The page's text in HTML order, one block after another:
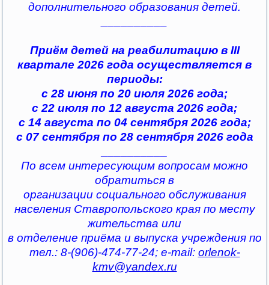
дополнительного образования детей.
Приём детей на реабилитацию в III
квартале 2026 года осуществляется в
периоды:
с 28 июня по 20 июля 2026 года;
с 22 июля по 12 августа 2026 года;
с 14 августа по 04 сентября 2026 года;
с 07 сентября по 28 сентября 2026 года
По всем интересующим вопросам можно
обратиться в
организации социального обслуживания
населения Ставропольского края по месту
жительства или
в отделение приёма и выпуска учреждения по
тел.: 8-(906)-474-77-24; e-mail: orlenok-
kmv@yandex.ru